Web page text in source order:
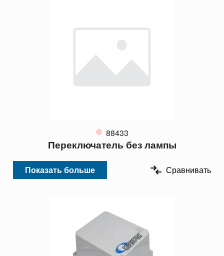
88433
Переключатель без лампы
Показать больше Сравнивать